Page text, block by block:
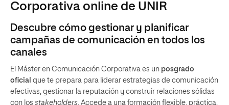
Corporativa online de UNIR
Descubre cómo gestionar y planificar
campañas de comunicación en todos los
canales
El Máster en Comunicación Corporativa es un posgrado
oficial que te prepara para liderar estrategias de comunicación
efectivas, gestionar la reputación y construir relaciones sólidas
con los stakeholders. Accede a una formación flexible, práctica,